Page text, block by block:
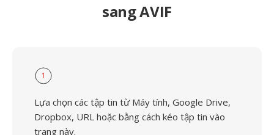
sang AVIF
1
Lựa chọn các tập tin từ Máy tính, Google Drive,
Dropbox, URL hoặc bằng cách kéo tập tin vào
trang này.